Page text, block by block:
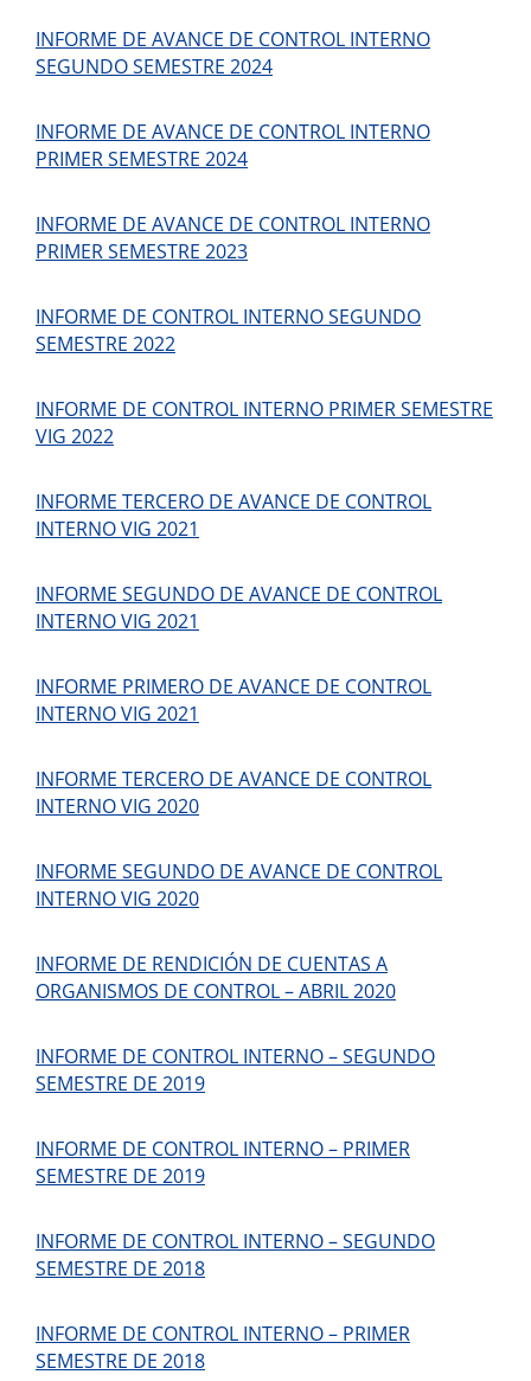
INFORME DE AVANCE DE CONTROL INTERNO
SEGUNDO SEMESTRE 2024
INFORME DE AVANCE DE CONTROL INTERNO
PRIMER SEMESTRE 2024
INFORME DE AVANCE DE CONTROL INTERNO
PRIMER SEMESTRE 2023
INFORME DE CONTROL INTERNO SEGUNDO
SEMESTRE 2022
INFORME DE CONTROL INTERNO PRIMER SEMESTRE
VIG 2022
INFORME TERCERO DE AVANCE DE CONTROL
INTERNO VIG 2021
INFORME SEGUNDO DE AVANCE DE CONTROL
INTERNO VIG 2021
INFORME PRIMERO DE AVANCE DE CONTROL
INTERNO VIG 2021
INFORME TERCERO DE AVANCE DE CONTROL
INTERNO VIG 2020
INFORME SEGUNDO DE AVANCE DE CONTROL
INTERNO VIG 2020
INFORME DE RENDICIÓN DE CUENTAS A
ORGANISMOS DE CONTROL – ABRIL 2020
INFORME DE CONTROL INTERNO – SEGUNDO
SEMESTRE DE 2019
INFORME DE CONTROL INTERNO – PRIMER
SEMESTRE DE 2019
INFORME DE CONTROL INTERNO – SEGUNDO
SEMESTRE DE 2018
INFORME DE CONTROL INTERNO – PRIMER
SEMESTRE DE 2018